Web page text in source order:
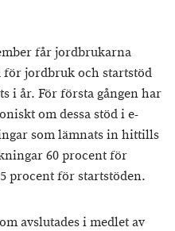
får jordbrukarna
för jordbruk och startstöd
i år. För första gången har
om dessa stöd i e-
som lämnats in hittills
60 procent för
procent för startstöden.
avslutades i medlet av